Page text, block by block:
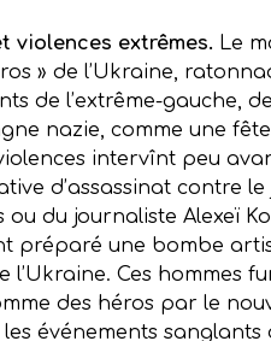
violences extrêmes. Le
» de l’Ukraine,
de l’extrême-gauche,
nazie, comme une
intervînt peu
d’assassinat contre le
du journaliste Alexeï
préparé une bombe
Ces hommes
des héros par le
événements sanglants